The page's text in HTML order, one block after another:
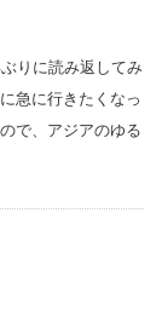
りに読み返してみ
急に行きたくなっ
で、アジアのゆる